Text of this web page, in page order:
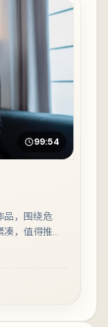
99:54
品，围绕危
，值得推荐